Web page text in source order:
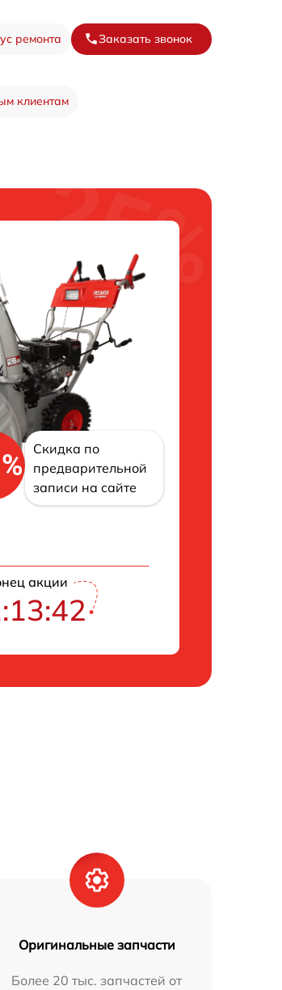
ремонта Заказать звонок
клиентам
Скидка по
предварительной
записи на сайте
акции
Оригинальные запчасти
Более 20 тыс. запчастей от